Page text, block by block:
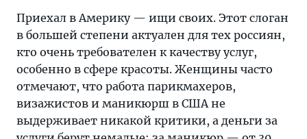
Приехал в Америку — ищи своих. Этот слоган
в большей степени актуален для тех россиян,
кто очень требователен к качеству услуг,
особенно в сфере красоты. Женщины часто
отмечают, что работа парикмахеров,
визажистов и маникюрш в США не
выдерживает никакой критики, а деньги за